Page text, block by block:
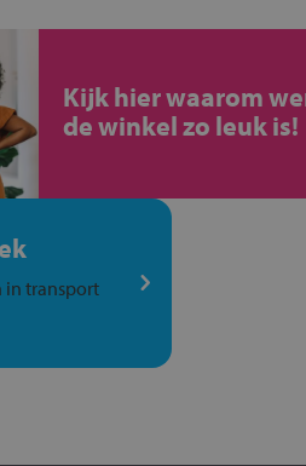
Kijk hier waarom
de winkel zo leuk is!
in transport